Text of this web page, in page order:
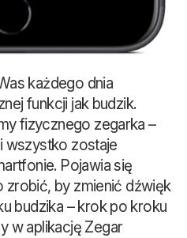
każdego dnia
funkcji jak budzik.
fizycznego zegarka –
wszystko zostaje
Pojawia się
zrobić, by zmienić dźwięk
budzika – krok po kroku
w aplikację Zegar